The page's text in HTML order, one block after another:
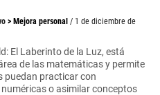
> Mejora personal / 1 de diciembre de
El Laberinto de la Luz, está
de las matemáticas y permite
puedan practicar con
o asimilar conceptos